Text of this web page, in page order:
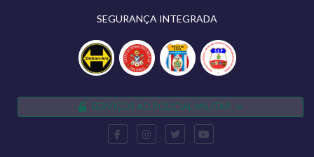
SEGURANÇA INTEGRADA
SERVIÇOS AO POLICIAL MILITAR